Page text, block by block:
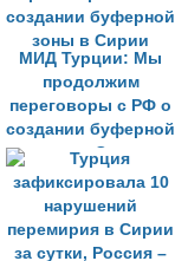
МИД Турции: Мы
продолжим
переговоры с РФ о
создании буферной
зоны в Сирии